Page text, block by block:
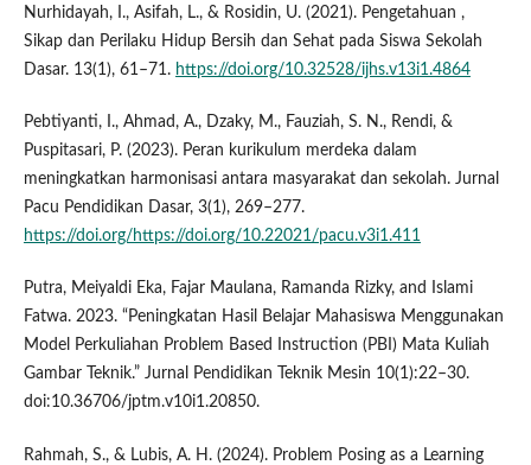
Nurhidayah, I., Asifah, L., & Rosidin, U. (2021). Pengetahuan ,
Sikap dan Perilaku Hidup Bersih dan Sehat pada Siswa Sekolah
Dasar. 13(1), 61–71. https://doi.org/10.32528/ijhs.v13i1.4864
Pebtiyanti, I., Ahmad, A., Dzaky, M., Fauziah, S. N., Rendi, &
Puspitasari, P. (2023). Peran kurikulum merdeka dalam
meningkatkan harmonisasi antara masyarakat dan sekolah. Jurnal
Pacu Pendidikan Dasar, 3(1), 269–277.
https://doi.org/https://doi.org/10.22021/pacu.v3i1.411
Putra, Meiyaldi Eka, Fajar Maulana, Ramanda Rizky, and Islami
Fatwa. 2023. “Peningkatan Hasil Belajar Mahasiswa Menggunakan
Model Perkuliahan Problem Based Instruction (PBI) Mata Kuliah
Gambar Teknik.” Jurnal Pendidikan Teknik Mesin 10(1):22–30.
doi:10.36706/jptm.v10i1.20850.
Rahmah, S., & Lubis, A. H. (2024). Problem Posing as a Learning